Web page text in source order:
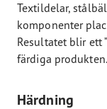
Textildelar,
komponenter
Resultatet blir ett
färdiga produkten.
Härdning